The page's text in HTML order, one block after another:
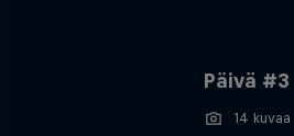
Päivä #3
14 kuvaa